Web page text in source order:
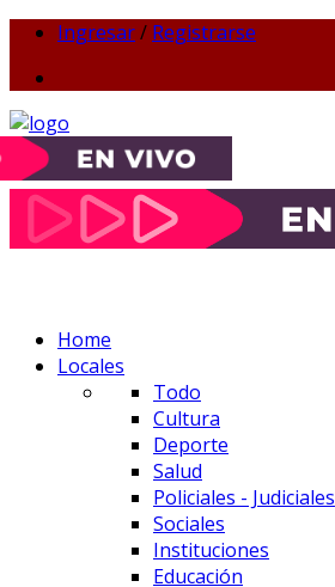
Ingresar/ Registrarse
Home
Locales
Todo
Cultura
Deporte
Salud
Policiales - Judiciales
Sociales
Instituciones
Educación